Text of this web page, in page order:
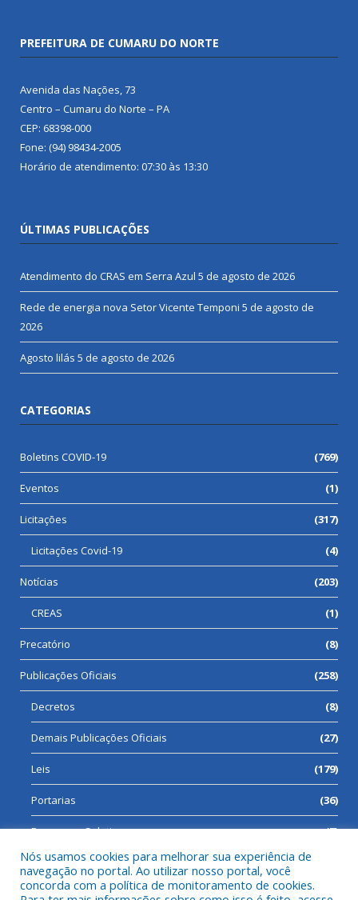
PREFEITURA DE CUMARU DO NORTE
Avenida das Nações, 73
Centro – Cumaru do Norte – PA
CEP: 68398-000
Fone: (94) 98434-2005
Horário de atendimento: 07:30 às 13:30
ÚLTIMAS PUBLICAÇÕES
Atendimento do CRAS em Serra Azul 5 de agosto de 2026
Rede de energia nova Setor Vicente Temponi 5 de agosto de
2026
Agosto lilás 5 de agosto de 2026
CATEGORIAS
Boletins COVID-19 (769)
Eventos (1)
Licitações (317)
Licitações Covid-19 (4)
Notícias (203)
CREAS (1)
Precatório (8)
Publicações Oficiais (258)
Decretos (8)
Demais Publicações Oficiais (27)
Leis (179)
Portarias (36)
Processos Seletivos (7)
Nós usamos cookies para melhorar sua experiência de
navegação no portal. Ao utilizar nosso portal, você
concorda com a política de monitoramento de cookies.